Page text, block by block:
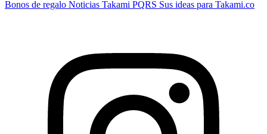
Bonos de regalo Noticias Takami PQRS Sus ideas para Takami.co